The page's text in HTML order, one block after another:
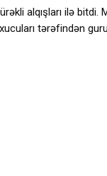
alqışları ilə
tərəfindən